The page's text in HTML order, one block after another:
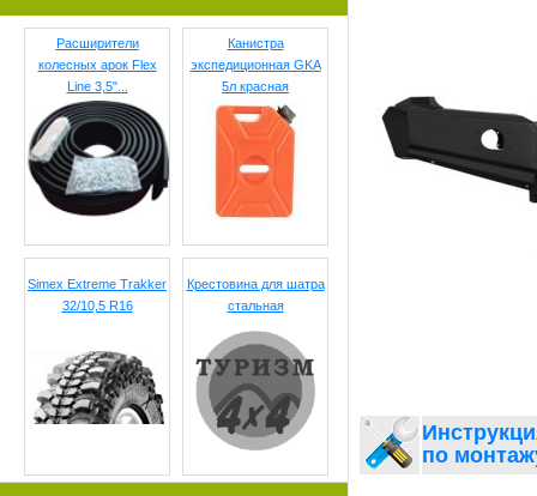
Расширители
колесных арок Flex
Line 3,5"...
Канистра
экспедиционная GKA
5л красная
Simex Extreme Trakker
32/10,5 R16
Крестовина для шатра
стальная
по